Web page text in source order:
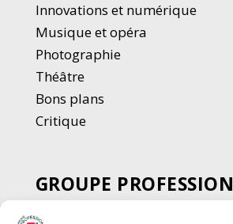
Innovations et numérique
Musique et opéra
Photographie
Théâtre
Bons plans
Critique
GROUPE PROFESSION
SPECTACLE